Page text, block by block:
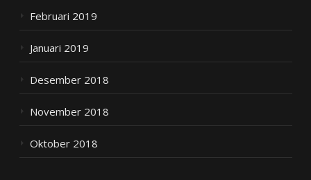
Februari 2019
Januari 2019
Desember 2018
November 2018
Oktober 2018